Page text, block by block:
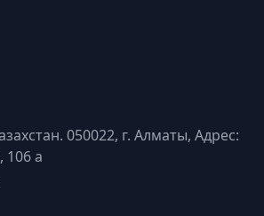
050022, г. Алматы, Адрес:
106 а